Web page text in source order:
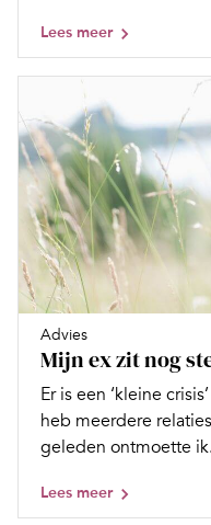
Lees meer
Advies
Mijn ex zit nog
Er is een ‘kleine
heb meerdere
geleden ontmoette
Lees meer